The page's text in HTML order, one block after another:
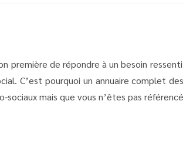
première de répondre à un besoin
C’est pourquoi un annuaire complet
mais que vous n’êtes pas